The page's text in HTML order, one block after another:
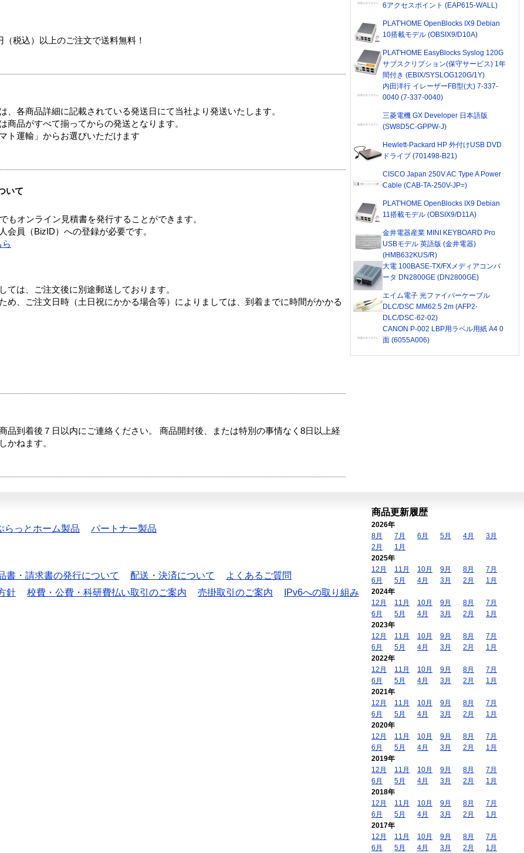
税込）以上のご注文で送料無料！
、各商品詳細に記載されている発送日にて当社より発送いたします。
商品がすべて揃ってからの発送となります。
ト運輸」からお選びいただけます
いて
もオンライン見積書を発行することができます。
員（BizID）への登録が必要です。
ては、ご注文後に別途郵送しております。
め、ご注文日時（土日祝にかかる場合等）によりましては、到着までに時間がかかる
品到着後７日以内にご連絡ください。 商品開封後、または特別の事情なく8日以上経
かねます。
6アクセスポイント (EAP615-WALL)
PLAT'HOME OpenBlocks IX9 Debian
10搭載モデル (OBSIX9/D10A)
PLAT'HOME EasyBlocks Syslog 120G
サブスクリプション(保守サービス) 1年
間付き (EBIX/SYSLOG120G/1Y)
内田洋行 イレーザーFB型(大) 7-337-
0040 (7-337-0040)
三菱電機 GX Developer 日本語版
(SW8D5C-GPPW-J)
Hewlett-Packard HP 外付けUSB DVD
ドライブ (701498-B21)
CISCO Japan 250V AC Type A Power
Cable (CAB-TA-250V-JP=)
PLAT'HOME OpenBlocks IX9 Debian
11搭載モデル (OBSIX9/D11A)
金井電器産業 MINI KEYBOARD Pro
USBモデル 英語版 (金井電器)
(HMB632KUS/R)
大電 100BASE-TX/FXメディアコンバ
ータ DN2800GE (DN2800GE)
エイム電子 光ファイバーケーブル
DLC/DSC MM62.5 2m (AFP2-
DLC/DSC-62-02)
CANON P-002 LBP用ラベル用紙 A4 0
面 (6055A006)
らっとホーム製品 パートナー製品
書・請求書の発行について 配送・決済について
よくあるご質問
針 校費・公費・科研費払い取引のご案内 売掛取引のご案内
IPv6への取り組み
商品更新履歴
2026年
8月
7月 6月 5月 4月
3月
2月
1月
2025年
12月
11月 10月 9月 8月
7月
6月
5月 4月 3月 2月
1月
2024年
12月
11月 10月 9月 8月
7月
6月
5月 4月 3月 2月
1月
2023年
12月
11月 10月 9月 8月
7月
6月
5月 4月 3月 2月
1月
2022年
12月
11月 10月 9月 8月
7月
6月
5月 4月 3月 2月
1月
2021年
12月
11月 10月 9月 8月
7月
6月
5月 4月 3月 2月
1月
2020年
12月
11月 10月 9月 8月
7月
6月
5月 4月 3月 2月
1月
2019年
12月
11月 10月 9月 8月
7月
6月
5月 4月 3月 2月
1月
2018年
12月
11月 10月 9月 8月
7月
6月
5月 4月 3月 2月
1月
2017年
12月
11月 10月 9月 8月
7月
6月
5月 4月 3月 2月 1月